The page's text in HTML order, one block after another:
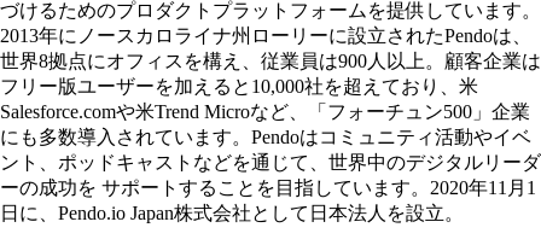
づけるためのプロダクトプラットフォームを提供しています。
2013年にノースカロライナ州ローリーに設立されたPendoは、
世界8拠点にオフィスを構え、従業員は900人以上。顧客企業は
フリー版ユーザーを加えると10,000社を超えており、米
Salesforce.comや米Trend Microなど、「フォーチュン500」企業
にも多数導入されています。Pendoはコミュニティ活動やイベ
ント、ポッドキャストなどを通じて、世界中のデジタルリーダ
ーの成功を サポートすることを目指しています。2020年11月1
日に、Pendo.io Japan株式会社として日本法人を設立。